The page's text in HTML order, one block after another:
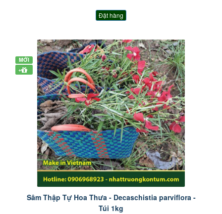
Đặt hàng
MỚI
+
Sâm Thập Tự Hoa Thưa - Decaschistia parviflora -
Túi 1kg